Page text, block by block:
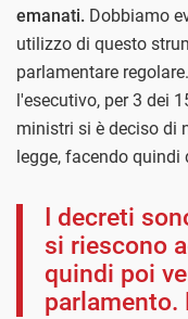
emanati. Dobbiamo
utilizzo di questo
parlamentare
l'esecutivo, per 3 dei
ministri si è deciso di
legge, facendo quindi
I decreti
si riescono
quindi poi
parlamento.